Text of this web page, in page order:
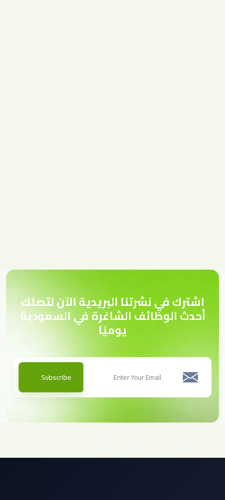
اشترك في نشرتنا البريدية الآن لتصلك
أحدث الوظائف الشاغرة في السعودية
يوميًا
Subscribe